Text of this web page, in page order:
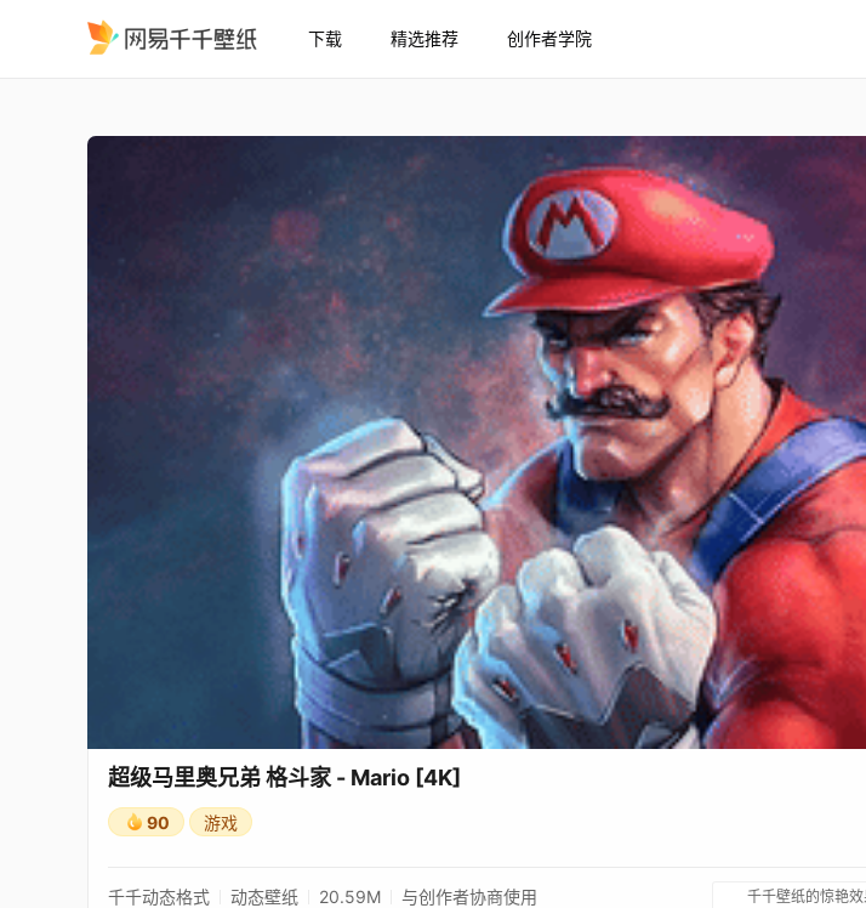
下载 精选推荐 创作者学院
超级马里奥兄弟 格斗家 - Mario [4K]
90 游戏
千千动态格式 动态壁纸 20.59M 与创作者协商使用 千千壁纸的惊艳